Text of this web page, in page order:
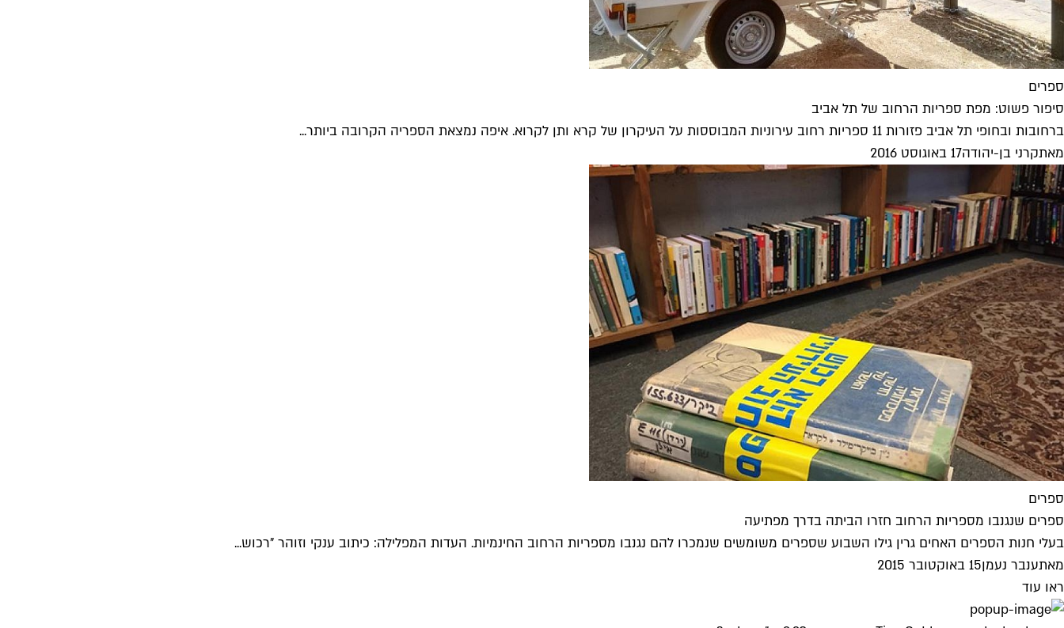
ספרים
סיפור פשוט: מפת ספריות הרחוב של תל אביב
ברחובות ובחופי תל אביב פזורות 11 ספריות רחוב עירוניות המבוססות על העיקרון של קרא ותן לקרוא. איפה נמצאת הספריה הקרובה ביותר...
מאתקרני בן-יהודה17 באוגוסט 2016
ספרים
ספרים שנגנבו מספריות הרחוב חזרו הביתה בדרך מפתיעה
בעלי חנות הספרים האחים גרין גילו השבוע שספרים משומשים שנמכרו להם נגנבו מספריות הרחוב החינמיות. העדות המפלילה: כיתוב ענקי וזוהר "רכוש...
מאתענבר נעמן15 באוקטובר 2015
ראו עוד